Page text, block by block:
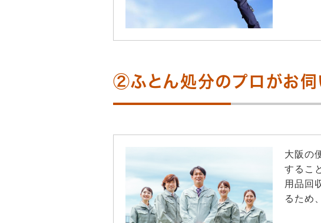
②ふとん処分のプロがお伺
大阪の
するこ
用品回
るため